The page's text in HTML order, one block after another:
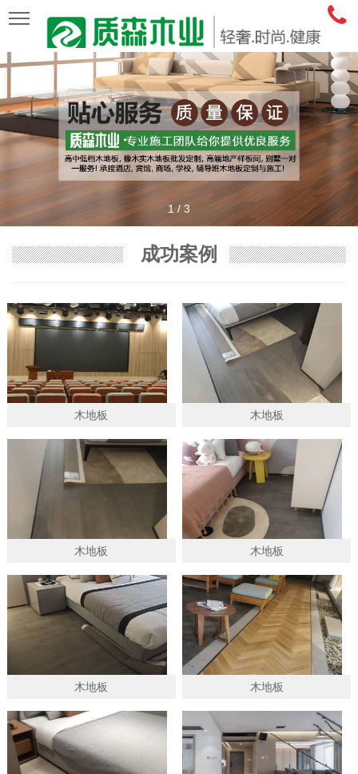
1 / 3
成功案例
木地板 木地板
木地板 木地板
木地板 木地板